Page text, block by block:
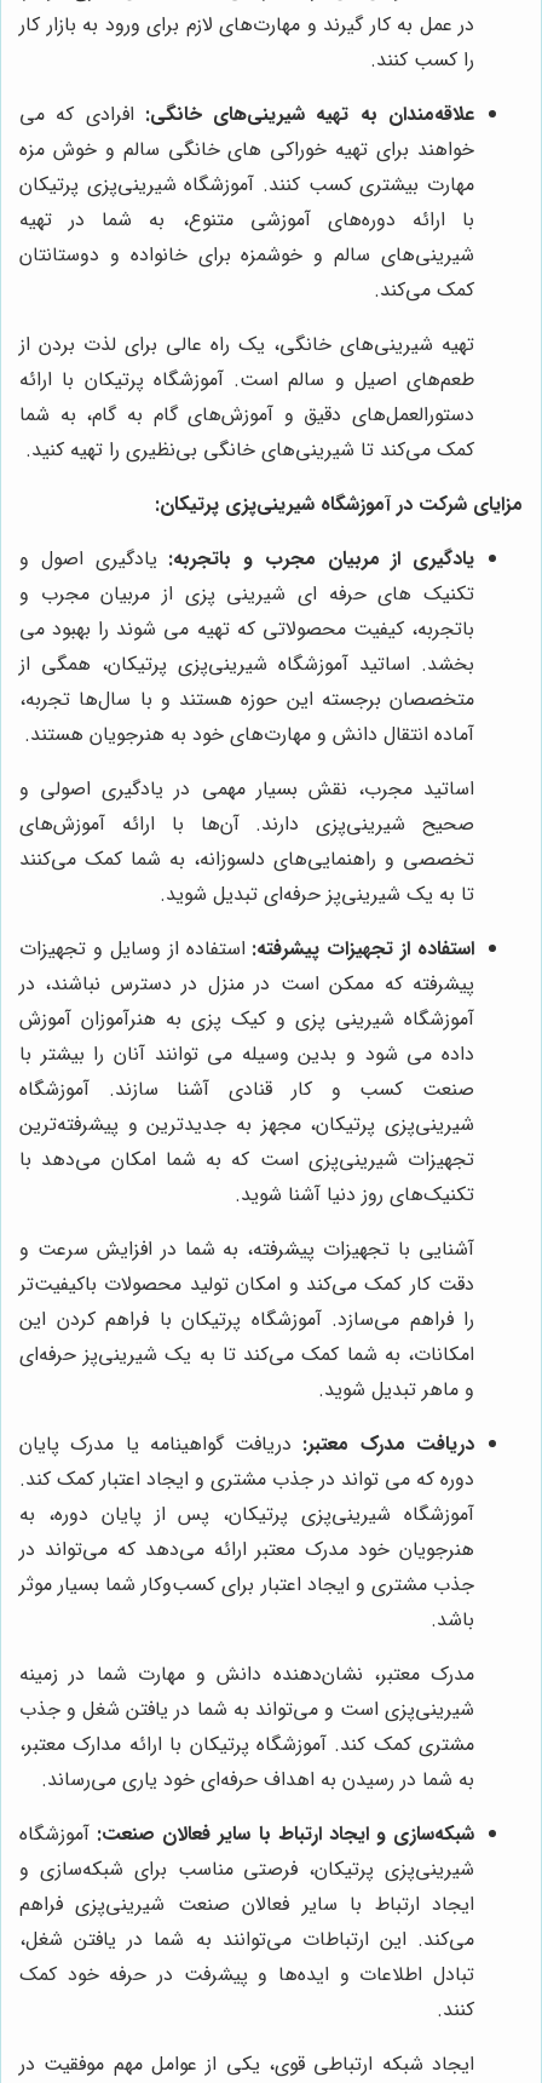
در عمل به کار گیرند و مهارت‌های لازم برای ورود به بازار کار
را کسب کنند.
علاقه‌مندان به تهیه شیرینی‌های خانگی: افرادی که می
خواهند برای تهیه خوراکی های خانگی سالم و خوش مزه
مهارت بیشتری کسب کنند. آموزشگاه شیرینی‌پزی پرتیکان
با ارائه دوره‌های آموزشی متنوع، به شما در تهیه
شیرینی‌های سالم و خوشمزه برای خانواده و دوستانتان
کمک می‌کند.
تهیه شیرینی‌های خانگی، یک راه عالی برای لذت بردن از
طعم‌های اصیل و سالم است. آموزشگاه پرتیکان با ارائه
دستورالعمل‌های دقیق و آموزش‌های گام به گام، به شما
کمک می‌کند تا شیرینی‌های خانگی بی‌نظیری را تهیه کنید.
مزایای شرکت در آموزشگاه شیرینی‌پزی پرتیکان:
یادگیری از مربیان مجرب و باتجربه: یادگیری اصول و
تکنیک های حرفه ای شیرینی پزی از مربیان مجرب و
باتجربه، کیفیت محصولاتی که تهیه می شوند را بهبود می
بخشد. اساتید آموزشگاه شیرینی‌پزی پرتیکان، همگی از
متخصصان برجسته این حوزه هستند و با سال‌ها تجربه،
آماده انتقال دانش و مهارت‌های خود به هنرجویان هستند.
اساتید مجرب، نقش بسیار مهمی در یادگیری اصولی و
صحیح شیرینی‌پزی دارند. آن‌ها با ارائه آموزش‌های
تخصصی و راهنمایی‌های دلسوزانه، به شما کمک می‌کنند
تا به یک شیرینی‌پز حرفه‌ای تبدیل شوید.
استفاده از تجهیزات پیشرفته: استفاده از وسایل و تجهیزات
پیشرفته که ممکن است در منزل در دسترس نباشند، در
آموزشگاه شیرینی پزی و کیک پزی به هنرآموزان آموزش
داده می شود و بدین وسیله می توانند آنان را بیشتر با
صنعت کسب و کار قنادی آشنا سازند. آموزشگاه
شیرینی‌پزی پرتیکان، مجهز به جدیدترین و پیشرفته‌ترین
تجهیزات شیرینی‌پزی است که به شما امکان می‌دهد با
تکنیک‌های روز دنیا آشنا شوید.
آشنایی با تجهیزات پیشرفته، به شما در افزایش سرعت و
دقت کار کمک می‌کند و امکان تولید محصولات باکیفیت‌تر
را فراهم می‌سازد. آموزشگاه پرتیکان با فراهم کردن این
امکانات، به شما کمک می‌کند تا به یک شیرینی‌پز حرفه‌ای
و ماهر تبدیل شوید.
دریافت مدرک معتبر: دریافت گواهینامه یا مدرک پایان
دوره که می تواند در جذب مشتری و ایجاد اعتبار کمک کند.
آموزشگاه شیرینی‌پزی پرتیکان، پس از پایان دوره، به
هنرجویان خود مدرک معتبر ارائه می‌دهد که می‌تواند در
جذب مشتری و ایجاد اعتبار برای کسب‌وکار شما بسیار موثر
باشد.
مدرک معتبر، نشان‌دهنده دانش و مهارت شما در زمینه
شیرینی‌پزی است و می‌تواند به شما در یافتن شغل و جذب
مشتری کمک کند. آموزشگاه پرتیکان با ارائه مدارک معتبر،
به شما در رسیدن به اهداف حرفه‌ای خود یاری می‌رساند.
شبکه‌سازی و ایجاد ارتباط با سایر فعالان صنعت: آموزشگاه
شیرینی‌پزی پرتیکان، فرصتی مناسب برای شبکه‌سازی و
ایجاد ارتباط با سایر فعالان صنعت شیرینی‌پزی فراهم
می‌کند. این ارتباطات می‌توانند به شما در یافتن شغل،
تبادل اطلاعات و ایده‌ها و پیشرفت در حرفه خود کمک
کنند.
ایجاد شبکه ارتباطی قوی، یکی از عوامل مهم موفقیت در